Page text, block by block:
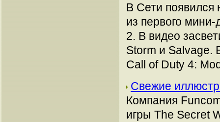
В Сети
из первого
2. В видео
Storm и Salvage.
Call of Duty 4:
Свежие
Компания
игры The Secret